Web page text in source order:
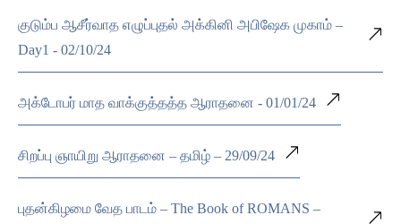
குடும்ப ஆசீர்வாத எழுப்புதல் அக்கினி அபிஷேக முகாம் –
Day1 - 02/10/24
அக்டோபர் மாத வாக்குத்தத்த ஆராதனை - 01/01/24
சிறப்பு ஞாயிறு ஆராதனை – தமிழ் – 29/09/24
புதன்கிழமை வேத பாடம் – The Book of ROMANS –